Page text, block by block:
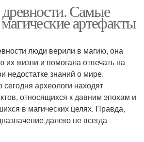
Самые
артефакты
люди верили в магию, она
их жизни и помогала отвечать на
недостатке знаний о мире.
сегодня археологи находят
относящихся к давним эпохам и
в магических целях. Правда,
далеко не всегда